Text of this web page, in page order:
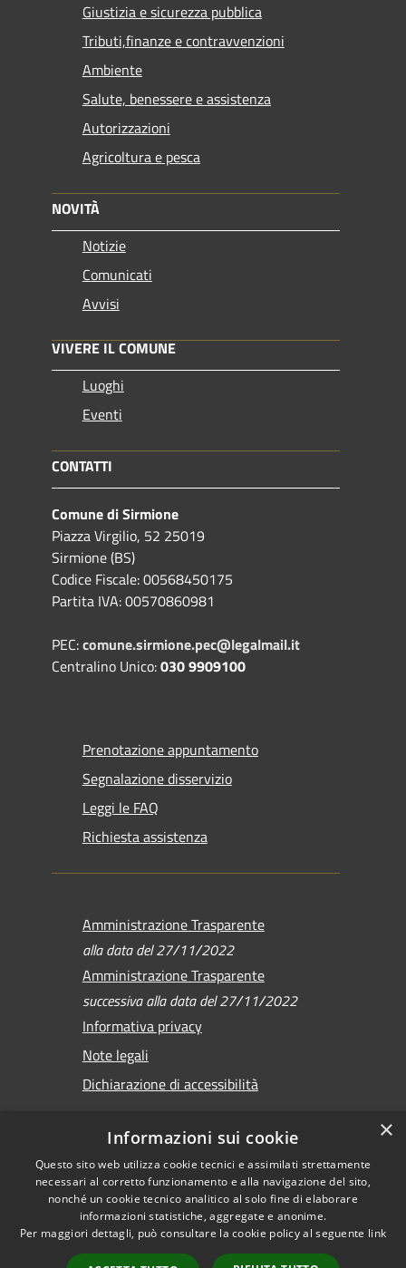
Giustizia e sicurezza pubblica
Tributi,finanze e contravvenzioni
Ambiente
Salute, benessere e assistenza
Autorizzazioni
Agricoltura e pesca
NOVITÀ
Notizie
Comunicati
Avvisi
VIVERE IL COMUNE
Luoghi
Eventi
CONTATTI
Comune di Sirmione
Piazza Virgilio, 52 25019
Sirmione (BS)
Codice Fiscale: 00568450175
Partita IVA: 00570860981
PEC:comune.sirmione.pec@legalmail.it
Centralino Unico:030 9909100
Prenotazione appuntamento
Segnalazione disservizio
Leggi le FAQ
Richiesta assistenza
Amministrazione Trasparente
alla data del 27/11/2022
Amministrazione Trasparente
successiva alla data del 27/11/2022
Informativa privacy
Note legali
Dichiarazione di accessibilità
RSS
Accessibilità
Privacy
Cookie
Mappa del sito
Copyright © 2026 •
Comune di Sirmione •
Powered by
Municipium•
Accesso redazione
×
Informazioni sui cookie
Questo sito web utilizza cookie tecnici e assimilati strettamente
necessari al corretto funzionamento e alla navigazione del sito,
nonché un cookie tecnico analitico al solo fine di elaborare
informazioni statistiche, aggregate e anonime.
Per maggiori dettagli, può consultare la cookie policy al seguente link